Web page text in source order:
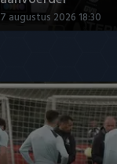
7 augustus 2026 18:30